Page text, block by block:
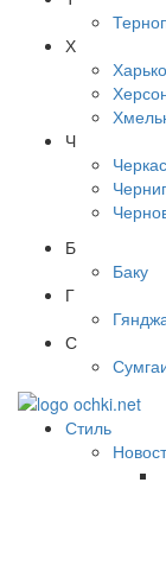
Х
Ч
Б
Баку
Г
С
Стиль